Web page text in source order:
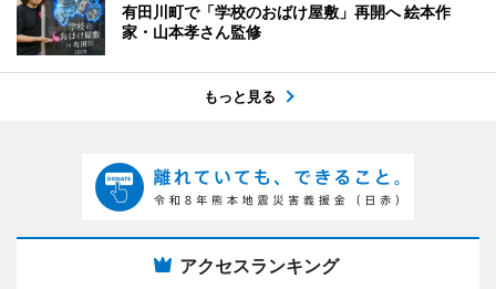
有田川町で「学校のおばけ屋敷」再開へ 絵本作
家・山本孝さん監修
もっと見る
アクセスランキング